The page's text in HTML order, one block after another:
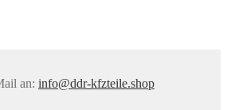
an: info@ddr-kfzteile.shop